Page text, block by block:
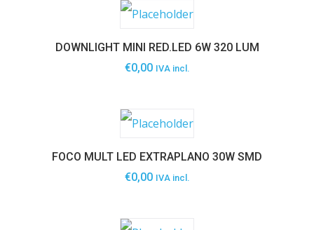
DOWNLIGHT MINI RED.LED 6W 320 LUM
€0,00 IVA incl.
FOCO MULT LED EXTRAPLANO 30W SMD
€0,00 IVA incl.